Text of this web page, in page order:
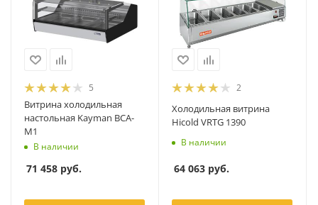
5
Витрина холодильная
настольная Kayman ВСА-
М1
В наличии
71 458 руб.
2
Холодильная витрина
Hicold VRTG 1390
В наличии
64 063 руб.